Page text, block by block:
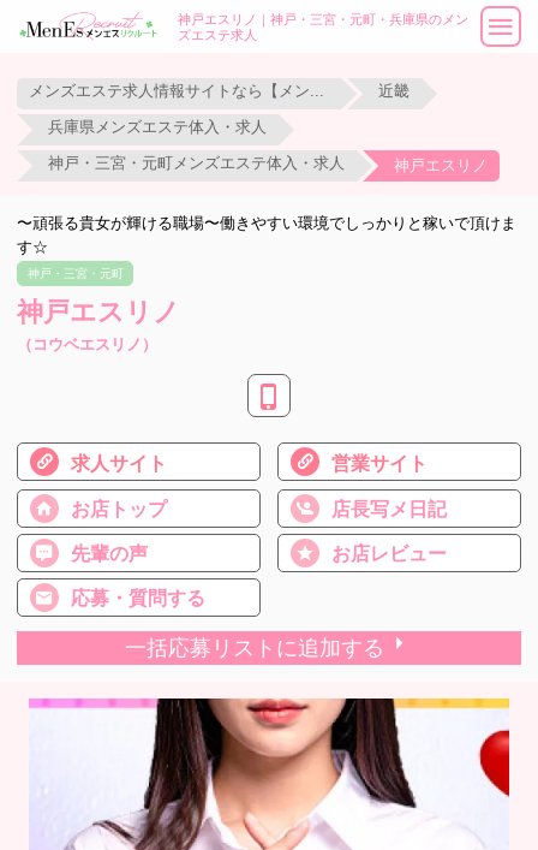
神戸エスリノ｜神戸・三宮・元町・兵庫県のメン
ズエステ求人
近畿
兵庫県メンズエステ体入・求人
神戸・三宮・元町メンズエステ体入・求人 神戸エスリノ
〜頑張る貴女が輝ける職場〜働きやすい環境でしっかりと稼いで頂けま
す☆
神戸・三宮・元町
神戸エスリノ
（コウベエスリノ）
求人サイト 営業サイト
お店トップ 店長写メ日記
先輩の声 お店レビュー
応募・質問する
一括応募リストに追加する